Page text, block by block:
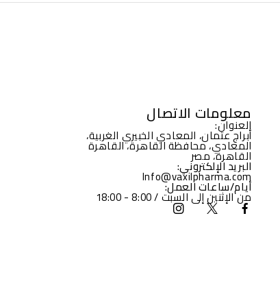
معلومات الاتصال
العنوان:
أبراج عثمان، المعادي الخبيري الغربية،
المعادي، محافظة القاهرة، القاهرة
القاهرة، مصر
البريد الإلكتروني:
Info@vaxilpharma.com
أيام/ساعات العمل:
من الإثنين إلى السبت / 8:00 - 18:00